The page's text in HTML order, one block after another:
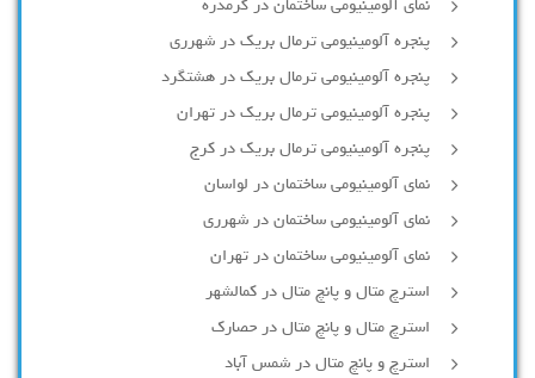
نمای آلومینیومی ساختمان در گرمدره
پنجره آلومینیومی ترمال بریک در شهرری
پنجره آلومینیومی ترمال بریک در هشتگرد
پنجره آلومینیومی ترمال بریک در تهران
پنجره آلومینیومی ترمال بریک در کرج
نمای آلومینیومی ساختمان در لواسان
نمای آلومینیومی ساختمان در شهرری
نمای آلومینیومی ساختمان در تهران
استرچ متال و پانچ متال در کمالشهر
استرچ متال و پانچ متال در حصارك
استرچ و پانچ متال در شمس آباد